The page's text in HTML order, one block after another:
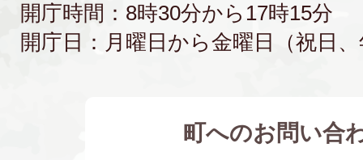
開庁時間：8時30分から17時15分
開庁日：月曜日から金曜日（祝日
町へのお問い合